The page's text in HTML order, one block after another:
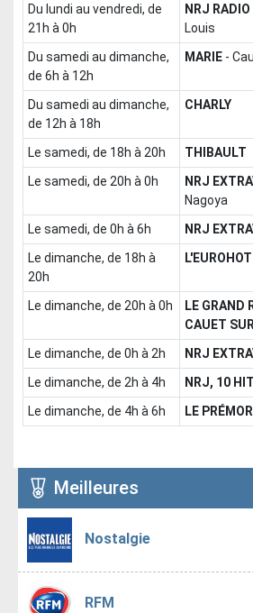
du lundi au vendredi, de
21h à 0h
NRJ
Louis
du samedi au dimanche,
de 6h à 12h
MARIE -
du samedi au dimanche,
de 12h à 18h
CHARLY
le samedi, de 18h à 20h
THIBAULT
le samedi, de 20h à 0h
NRJ
Nagoya
le samedi, de 0h à 6h
NRJ
le dimanche, de 18h à
20h
le dimanche, de 20h à 0h
LE GRAND
CAUET
le dimanche, de 0h à 2h
NRJ
le dimanche, de 2h à 4h
NRJ, 10
le dimanche, de 4h à 6h
LE
Meilleures
Nostalgie
RFM